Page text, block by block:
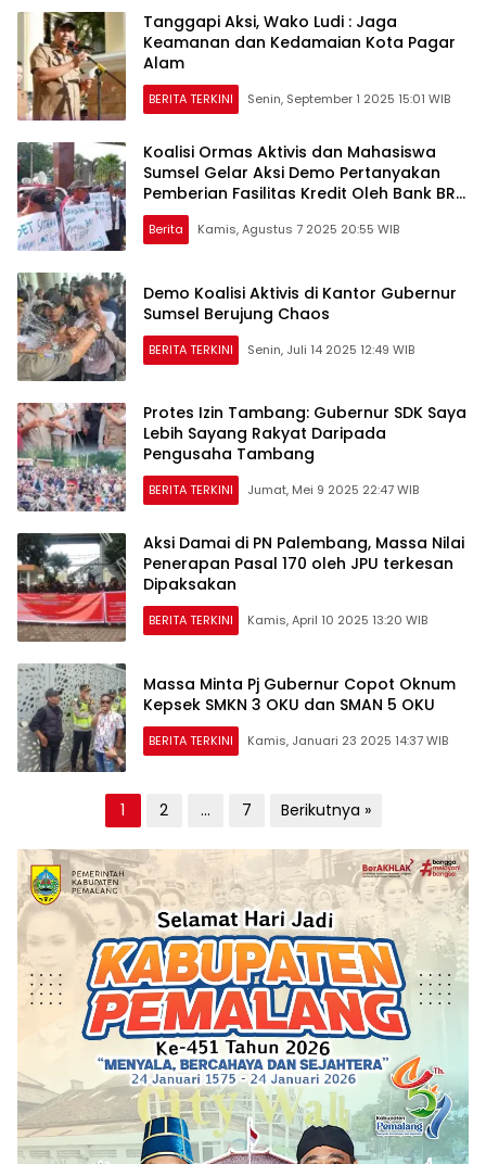
Tanggapi Aksi, Wako Ludi : Jaga
Keamanan dan Kedamaian Kota Pagar
Alam
BERITA TERKINI Senin, September 1 2025 15:01 WIB
Koalisi Ormas Aktivis dan Mahasiswa
Sumsel Gelar Aksi Demo Pertanyakan
Pemberian Fasilitas Kredit Oleh Bank BRI
kepada PT.BSS dan PT SAL
Berita Kamis, Agustus 7 2025 20:55 WIB
Demo Koalisi Aktivis di Kantor Gubernur
Sumsel Berujung Chaos
BERITA TERKINI Senin, Juli 14 2025 12:49 WIB
Protes Izin Tambang: Gubernur SDK Saya
Lebih Sayang Rakyat Daripada
Pengusaha Tambang
BERITA TERKINI Jumat, Mei 9 2025 22:47 WIB
Aksi Damai di PN Palembang, Massa Nilai
Penerapan Pasal 170 oleh JPU terkesan
Dipaksakan
BERITA TERKINI Kamis, April 10 2025 13:20 WIB
Massa Minta Pj Gubernur Copot Oknum
Kepsek SMKN 3 OKU dan SMAN 5 OKU
BERITA TERKINI Kamis, Januari 23 2025 14:37 WIB
pos
1 2 … 7 Berikutnya »